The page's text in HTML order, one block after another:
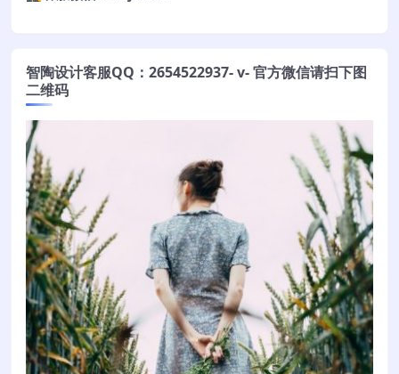
智陶设计客服QQ：2654522937- v- 官方微信请扫下图
二维码